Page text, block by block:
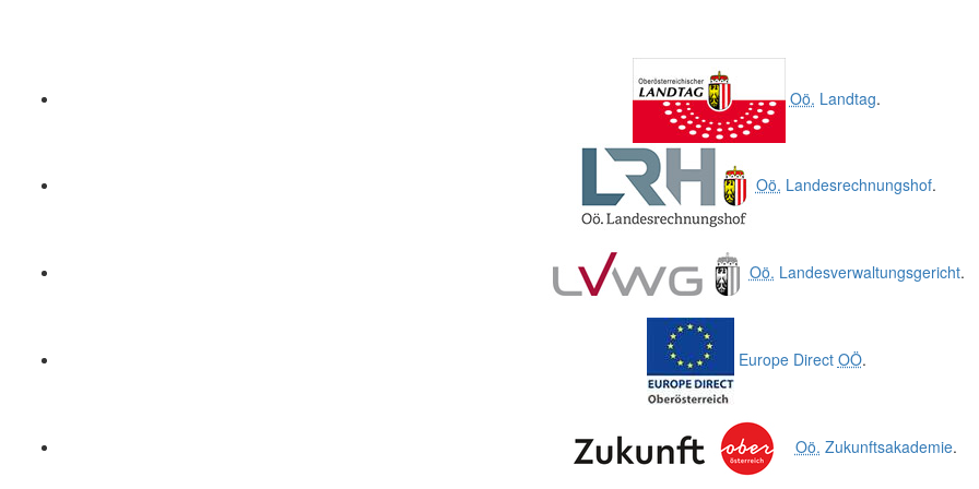
Oö. Landtag.
Oö. Landesrechnungshof.
Oö. Landesverwaltungsgericht.
Europe Direct OÖ.
Oö. Zukunftsakademie.